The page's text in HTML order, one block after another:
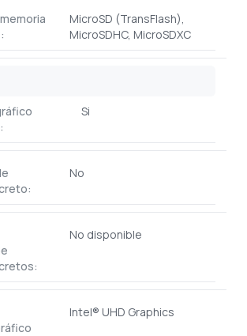
MicroSD (TransFlash),
MicroSDHC, MicroSDXC
Si
No
No disponible
Intel® UHD Graphics